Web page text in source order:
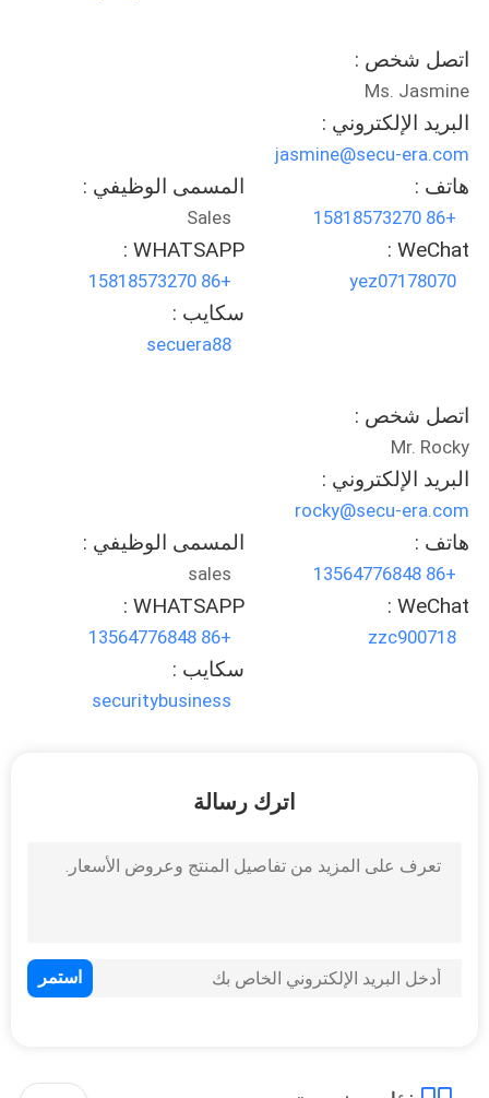
اتصل شخص :
Ms. Jasmine
البريد الإلكتروني :
jasmine@secu-era.com
المسمى الوظيفي :
Sales
هاتف :
+86 15818573270
WHATSAPP :
+86 15818573270
WeChat :
yez07178070
سكايب :
secuera88
اتصل شخص :
Mr. Rocky
البريد الإلكتروني :
rocky@secu-era.com
المسمى الوظيفي :
sales
هاتف :
+86 13564776848
WHATSAPP :
+86 13564776848
WeChat :
zzc900718
سكايب :
securitybusiness
اترك رسالة